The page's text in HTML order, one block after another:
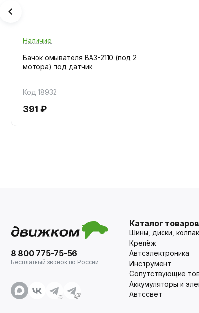
Наличие
Бачок омывателя ВАЗ-2110 (под 2
мотора) под датчик
Код 18932
391 ₽
8 800 775-75-56
Бесплатный звонок по России
Каталог товаров
Шины, диски,
Крепёж
Автоэлектроника
Инструмент
Сопутствующие
Аккумуляторы и
Автосвет